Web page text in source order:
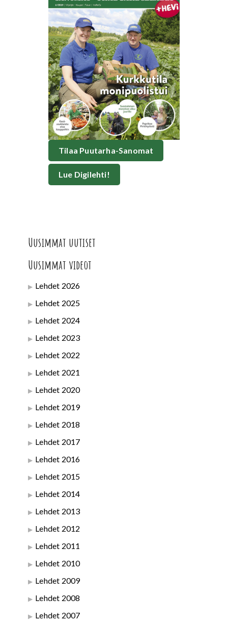
Tilaa Puutarha-Sanomat
Lue Digilehti!
Uusimmat uutiset
Uusimmat videot
Lehdet 2026
Lehdet 2025
Lehdet 2024
Lehdet 2023
Lehdet 2022
Lehdet 2021
Lehdet 2020
Lehdet 2019
Lehdet 2018
Lehdet 2017
Lehdet 2016
Lehdet 2015
Lehdet 2014
Lehdet 2013
Lehdet 2012
Lehdet 2011
Lehdet 2010
Lehdet 2009
Lehdet 2008
Lehdet 2007